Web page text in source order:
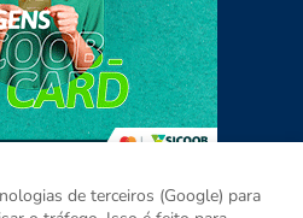
de terceiros (Google) para